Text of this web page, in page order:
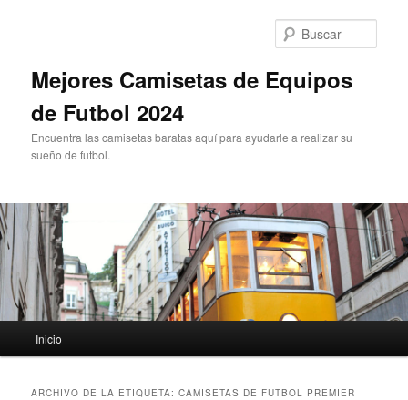
Mejores Camisetas de Equipos
de Futbol 2024
Encuentra las camisetas baratas aquí para ayudarle a realizar su
sueño de futbol.
principal
Inicio
ARCHIVO DE LA ETIQUETA:CAMISETAS DE FUTBOL PREMIER